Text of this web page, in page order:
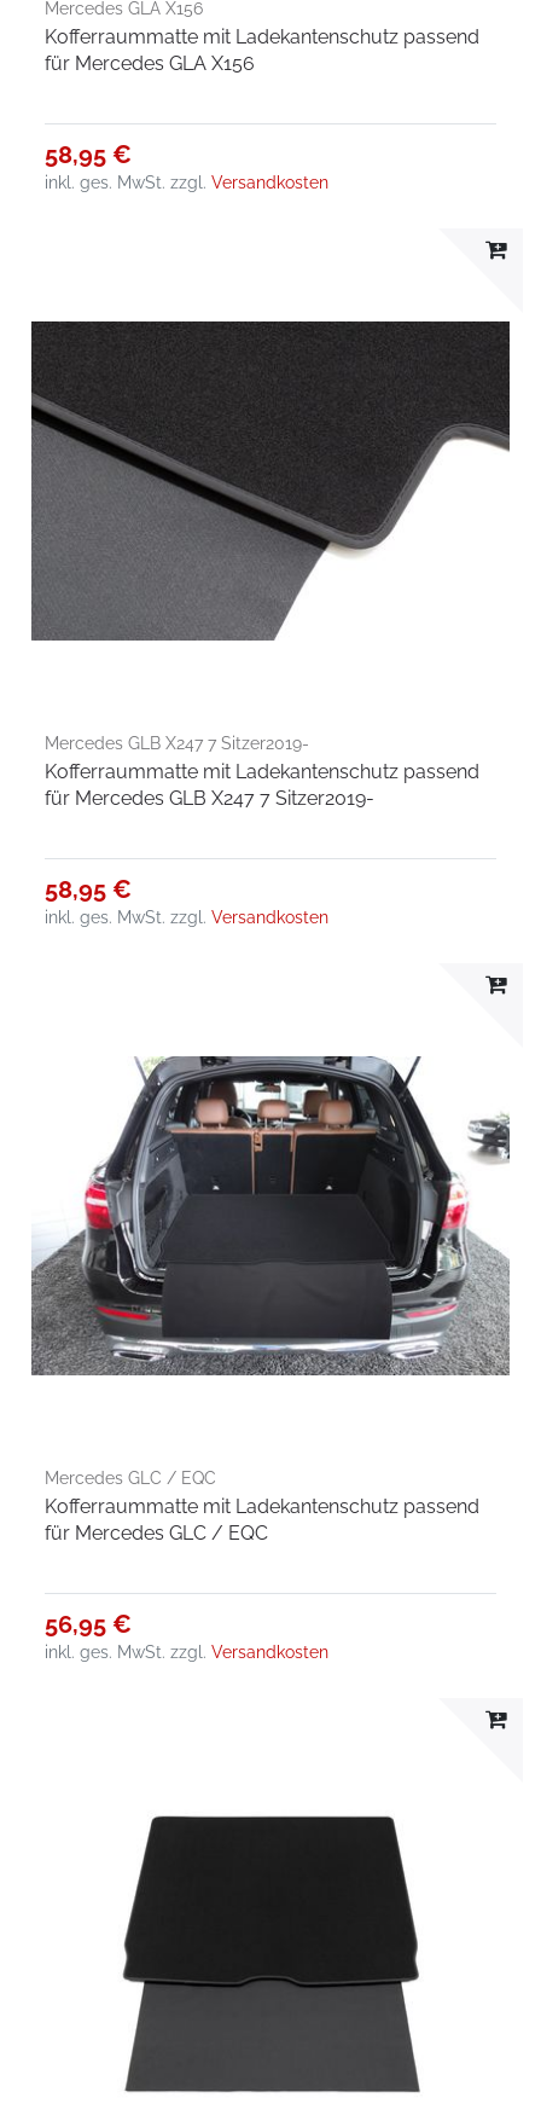
Mercedes GLA X156
Kofferraummatte mit Ladekantenschutz passend
für Mercedes GLA X156
58,95 €
inkl. ges. MwSt. zzgl.Versandkosten
Mercedes GLB X247 7 Sitzer2019-
Kofferraummatte mit Ladekantenschutz passend
für Mercedes GLB X247 7 Sitzer2019-
58,95 €
inkl. ges. MwSt. zzgl.Versandkosten
Mercedes GLC / EQC
Kofferraummatte mit Ladekantenschutz passend
für Mercedes GLC / EQC
56,95 €
inkl. ges. MwSt. zzgl.Versandkosten